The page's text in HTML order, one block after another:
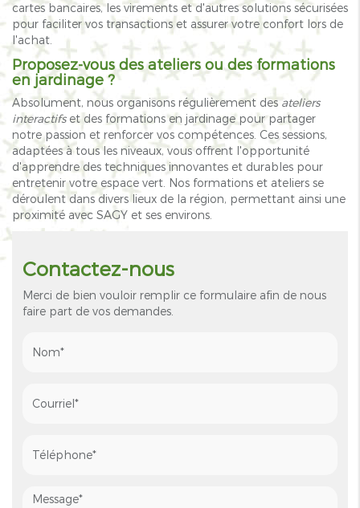
cartes bancaires, les virements et d'autres solutions sécurisées
pour faciliter vos transactions et assurer votre confort lors de
l'achat.
Proposez-vous des ateliers ou des formations
en jardinage ?
Absolument, nous organisons régulièrement desateliers
interactifset des formations en jardinage pour partager
notre passion et renforcer vos compétences. Ces sessions,
adaptées à tous les niveaux, vous offrent l'opportunité
d'apprendre des techniques innovantes et durables pour
entretenir votre espace vert. Nos formations et ateliers se
déroulent dans divers lieux de la région, permettant ainsi une
proximité avec SAGY et ses environs.
Contactez-nous
Merci de bien vouloir remplir ce formulaire afin de nous
faire part de vos demandes.